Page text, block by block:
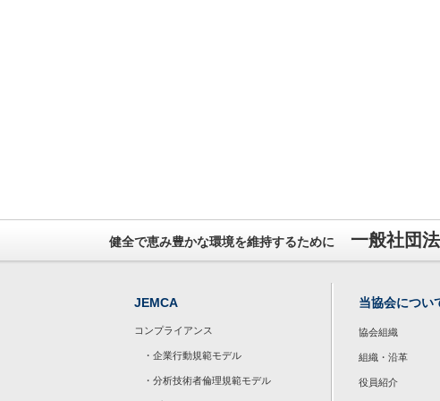
健全で恵み豊かな環境を維持するために 一般社団
JEMCA
コンプライアンス
・企業行動規範モデル
・分析技術者倫理規範モデル
当協会につい
協会組織
組織・沿革
役員紹介